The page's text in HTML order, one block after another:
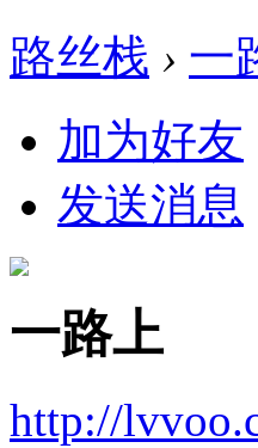
路丝栈 › 一
加为好友
发送消息
一路上
http://